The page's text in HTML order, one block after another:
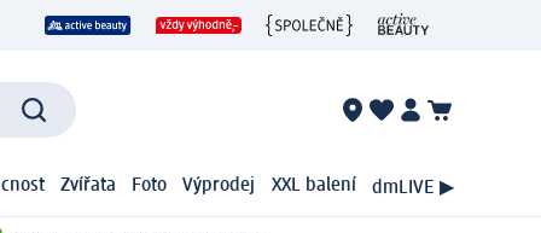
Zvířata Foto Výprodej XXL balení dmLIVE ▶